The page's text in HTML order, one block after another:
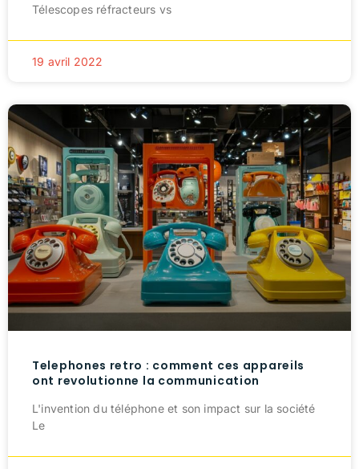
Télescopes réfracteurs vs
19 avril 2022
Telephones retro : comment ces appareils
ont revolutionne la communication
L'invention du téléphone et son impact sur la société
Le